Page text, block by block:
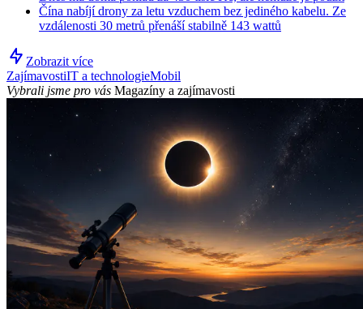
Čína nabíjí drony za letu vzduchem bez jediného kabelu. Ze
vzdálenosti 30 metrů přenáší stabilně 143 wattů
Zobrazit více
ZajímavostiIT a technologieMobil
Vybrali jsme pro vás Magazíny a zajímavosti